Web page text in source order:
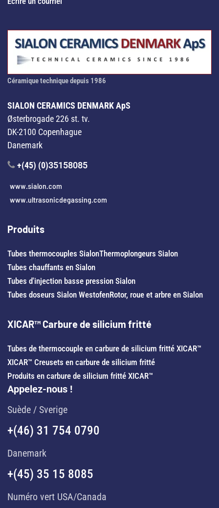
Céramique technique depuis 1986
SIALON CERAMICS DENMARK ApS
Østerbrogade 226 st. tv.
DK-2100 Copenhague
Danemark
+(45) (0)35158085
www.sialon.com
www.ultrasonicdegassing.com
Produits
Tubes thermocouples SialonThermoplongeurs Sialon
Tubes chauffants en Sialon
Tubes d'injection basse pression Sialon
Tubes doseurs Sialon WestofenRotor, roue et arbre en Sialon
XICAR™ Carbure de silicium fritté
Tubes de thermocouple en carbure de silicium fritté XICAR™
XICAR™ Creusets en carbure de silicium fritté
Produits en carbure de silicium fritté XICAR™
Appelez-nous !
Suède / Sverige
+(46) 31 754 0790
Danemark
+(45) 35 15 8085
Numéro vert USA/Canada